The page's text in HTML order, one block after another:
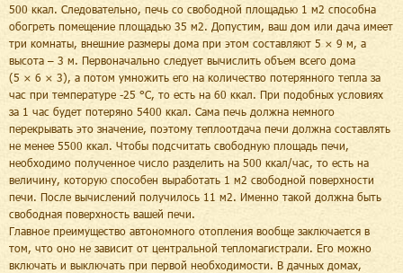
500 ккал. Следовательно, печь со свободной площадью 1 м2 способна
обогреть помещение площадью 35 м2. Допустим, ваш дом или дача имеет
три комнаты, внешние размеры дома при этом составляют 5 × 9 м, а
высота – 3 м. Первоначально следует вычислить объем всего дома
(5 × 6 × 3), а потом умножить его на количество потерянного тепла за
час при температуре -25 °С, то есть на 60 ккал. При подобных условиях
за 1 час будет потеряно 5400 ккал. Сама печь должна немного
перекрывать это значение, поэтому теплоотдача печи должна составлять
не менее 5500 ккал. Чтобы подсчитать свободную площадь печи,
необходимо полученное число разделить на 500 ккал/час, то есть на
величину, которую способен выработать 1 м2 свободной поверхности
печи. После вычислений получилось 11 м2. Именно такой должна быть
свободная поверхность вашей печи.
Главное преимущество автономного отопления вообще заключается в
том, что оно не зависит от центральной тепломагистрали. Его можно
включать и выключать при первой необходимости. В дачных домах,